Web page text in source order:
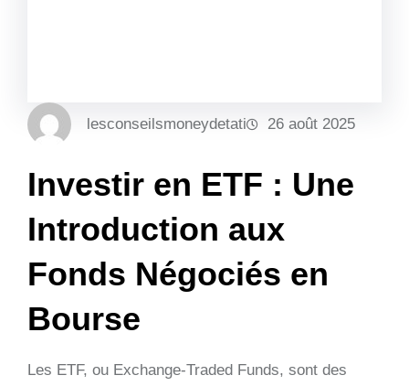
lesconseilsmoneydetati 26 août 2025
Investir en ETF : Une
Introduction aux
Fonds Négociés en
Bourse
Les ETF, ou Exchange-Traded Funds, sont des